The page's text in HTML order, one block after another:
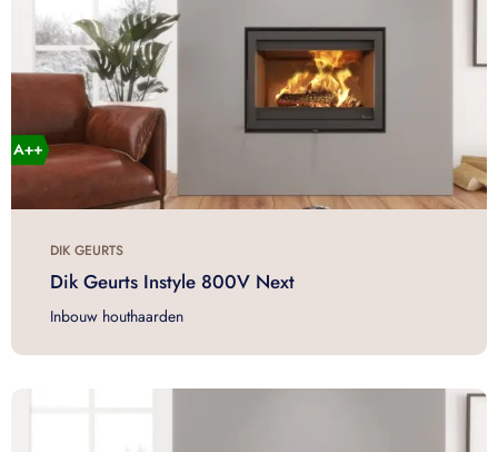
DIK GEURTS
Dik Geurts Instyle 800V Next
Inbouw houthaarden